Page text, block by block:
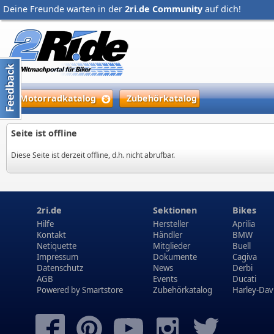
Deine Freunde warten in der 2ri.de Community auf dich!
Motorradkatalog Zubehörkatalog
Seite ist offline
Diese Seite ist derzeit offline, d.h. nicht abrufbar.
2ri.de
Hilfe
Kontakt
Netiquette
Impressum
Datenschutz
AGB
Powered bySmartstore
Sektionen
Hersteller
Händler
Mitglieder
Dokumente
News
Events
Zubehörkatalog
Bikes
Aprilia
BMW
Buell
Cagiva
Derbi
Ducati
Harley-